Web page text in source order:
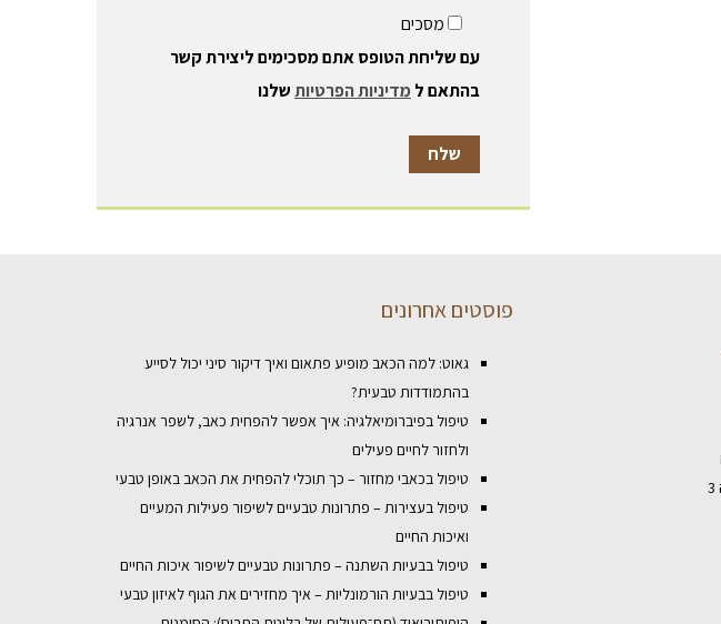
מסכים
עם שליחת הטופס אתם מסכימים ליצירת קשר
בהתאם ל מדיניות הפרטיותשלנו
פוסטים אחרונים
גאוט: למה הכאב מופיע פתאום ואיך דיקור סיני יכול לסייע
בהתמודדות טבעית?
טיפול בפיברומיאלגיה: איך אפשר להפחית כאב, לשפר אנרגיה
ולחזור לחיים פעילים
טיפול בכאבי מחזור – כך תוכלי להפחית את הכאב באופן טבעי
טיפול בעצירות – פתרונות טבעיים לשיפור פעילות המעיים
ואיכות החיים
טיפול בבעיות השתנה – פתרונות טבעיים לשיפור איכות החיים
טיפול בבעיות הורמונליות – איך מחזירים את הגוף לאיזון טבעי